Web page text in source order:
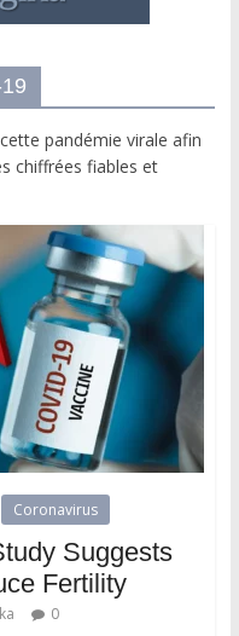
pandémie virale afin
chiffrées fiables et
Coronavirus
Suggests
Fertility
0